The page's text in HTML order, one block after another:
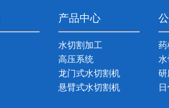
产品中心
水切割加工
高压系统
龙门式水切割机
悬臂式水切割机
药
研